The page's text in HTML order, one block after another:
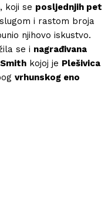
, koji se posljednjih pet
i rastom broja
njihovo iskustvo.
se i nagrađivana
kojoj je Plešivica
vrhunskog eno